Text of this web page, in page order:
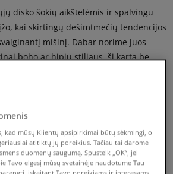
disko šokių aikštelėmis ir spalvingu
kai skirtingų dešimtmečių tendencijos
mišinį. Dabar norime juos
boho ar hipių stiliaus, šį kartą be
neutraliais, o gal šiek tiek
derinti platėjančias kelnes? Kokie
geriausiai? Atsakome!
dies
kad mūsų Klientų apsipirkimai būtų sėkmingi, o
atitiktų jų poreikius. Tačiau tai darome
duomenų saugumą. Spustelk „OK“, jei
Tavo elgesį mūsų svetainėje naudotume Tau